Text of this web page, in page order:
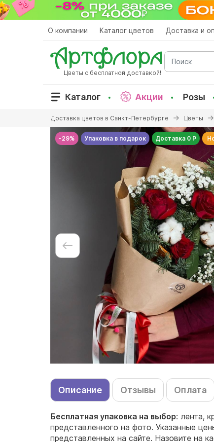
Перейти
к
О компании Каталог цветов Доставка и
Цветы с бесплатной доставкой!
Поиск
Каталог Акции Розы
здесь
Доставка цветов в Санкт-Петербурге Цветы
-29% Упаковка в подарок Доставка 0 Р
Описание Отзывы Оплата
Бесплатная упаковка на выбор: лента,
представленного на фото. Указанные
представленных на сайте. Назовите на